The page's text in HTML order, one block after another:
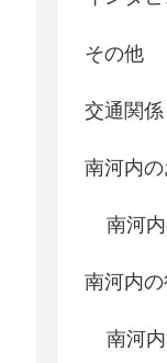
その他
交通関係
南河内
南河
南河内
南河